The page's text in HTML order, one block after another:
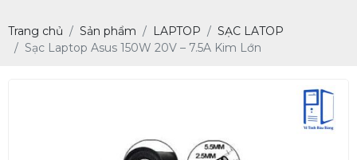
Trang chủ Sản phẩm LAPTOP
SẠC LATOP
Sạc Laptop Asus 150W 20V – 7.5A Kim Lớn